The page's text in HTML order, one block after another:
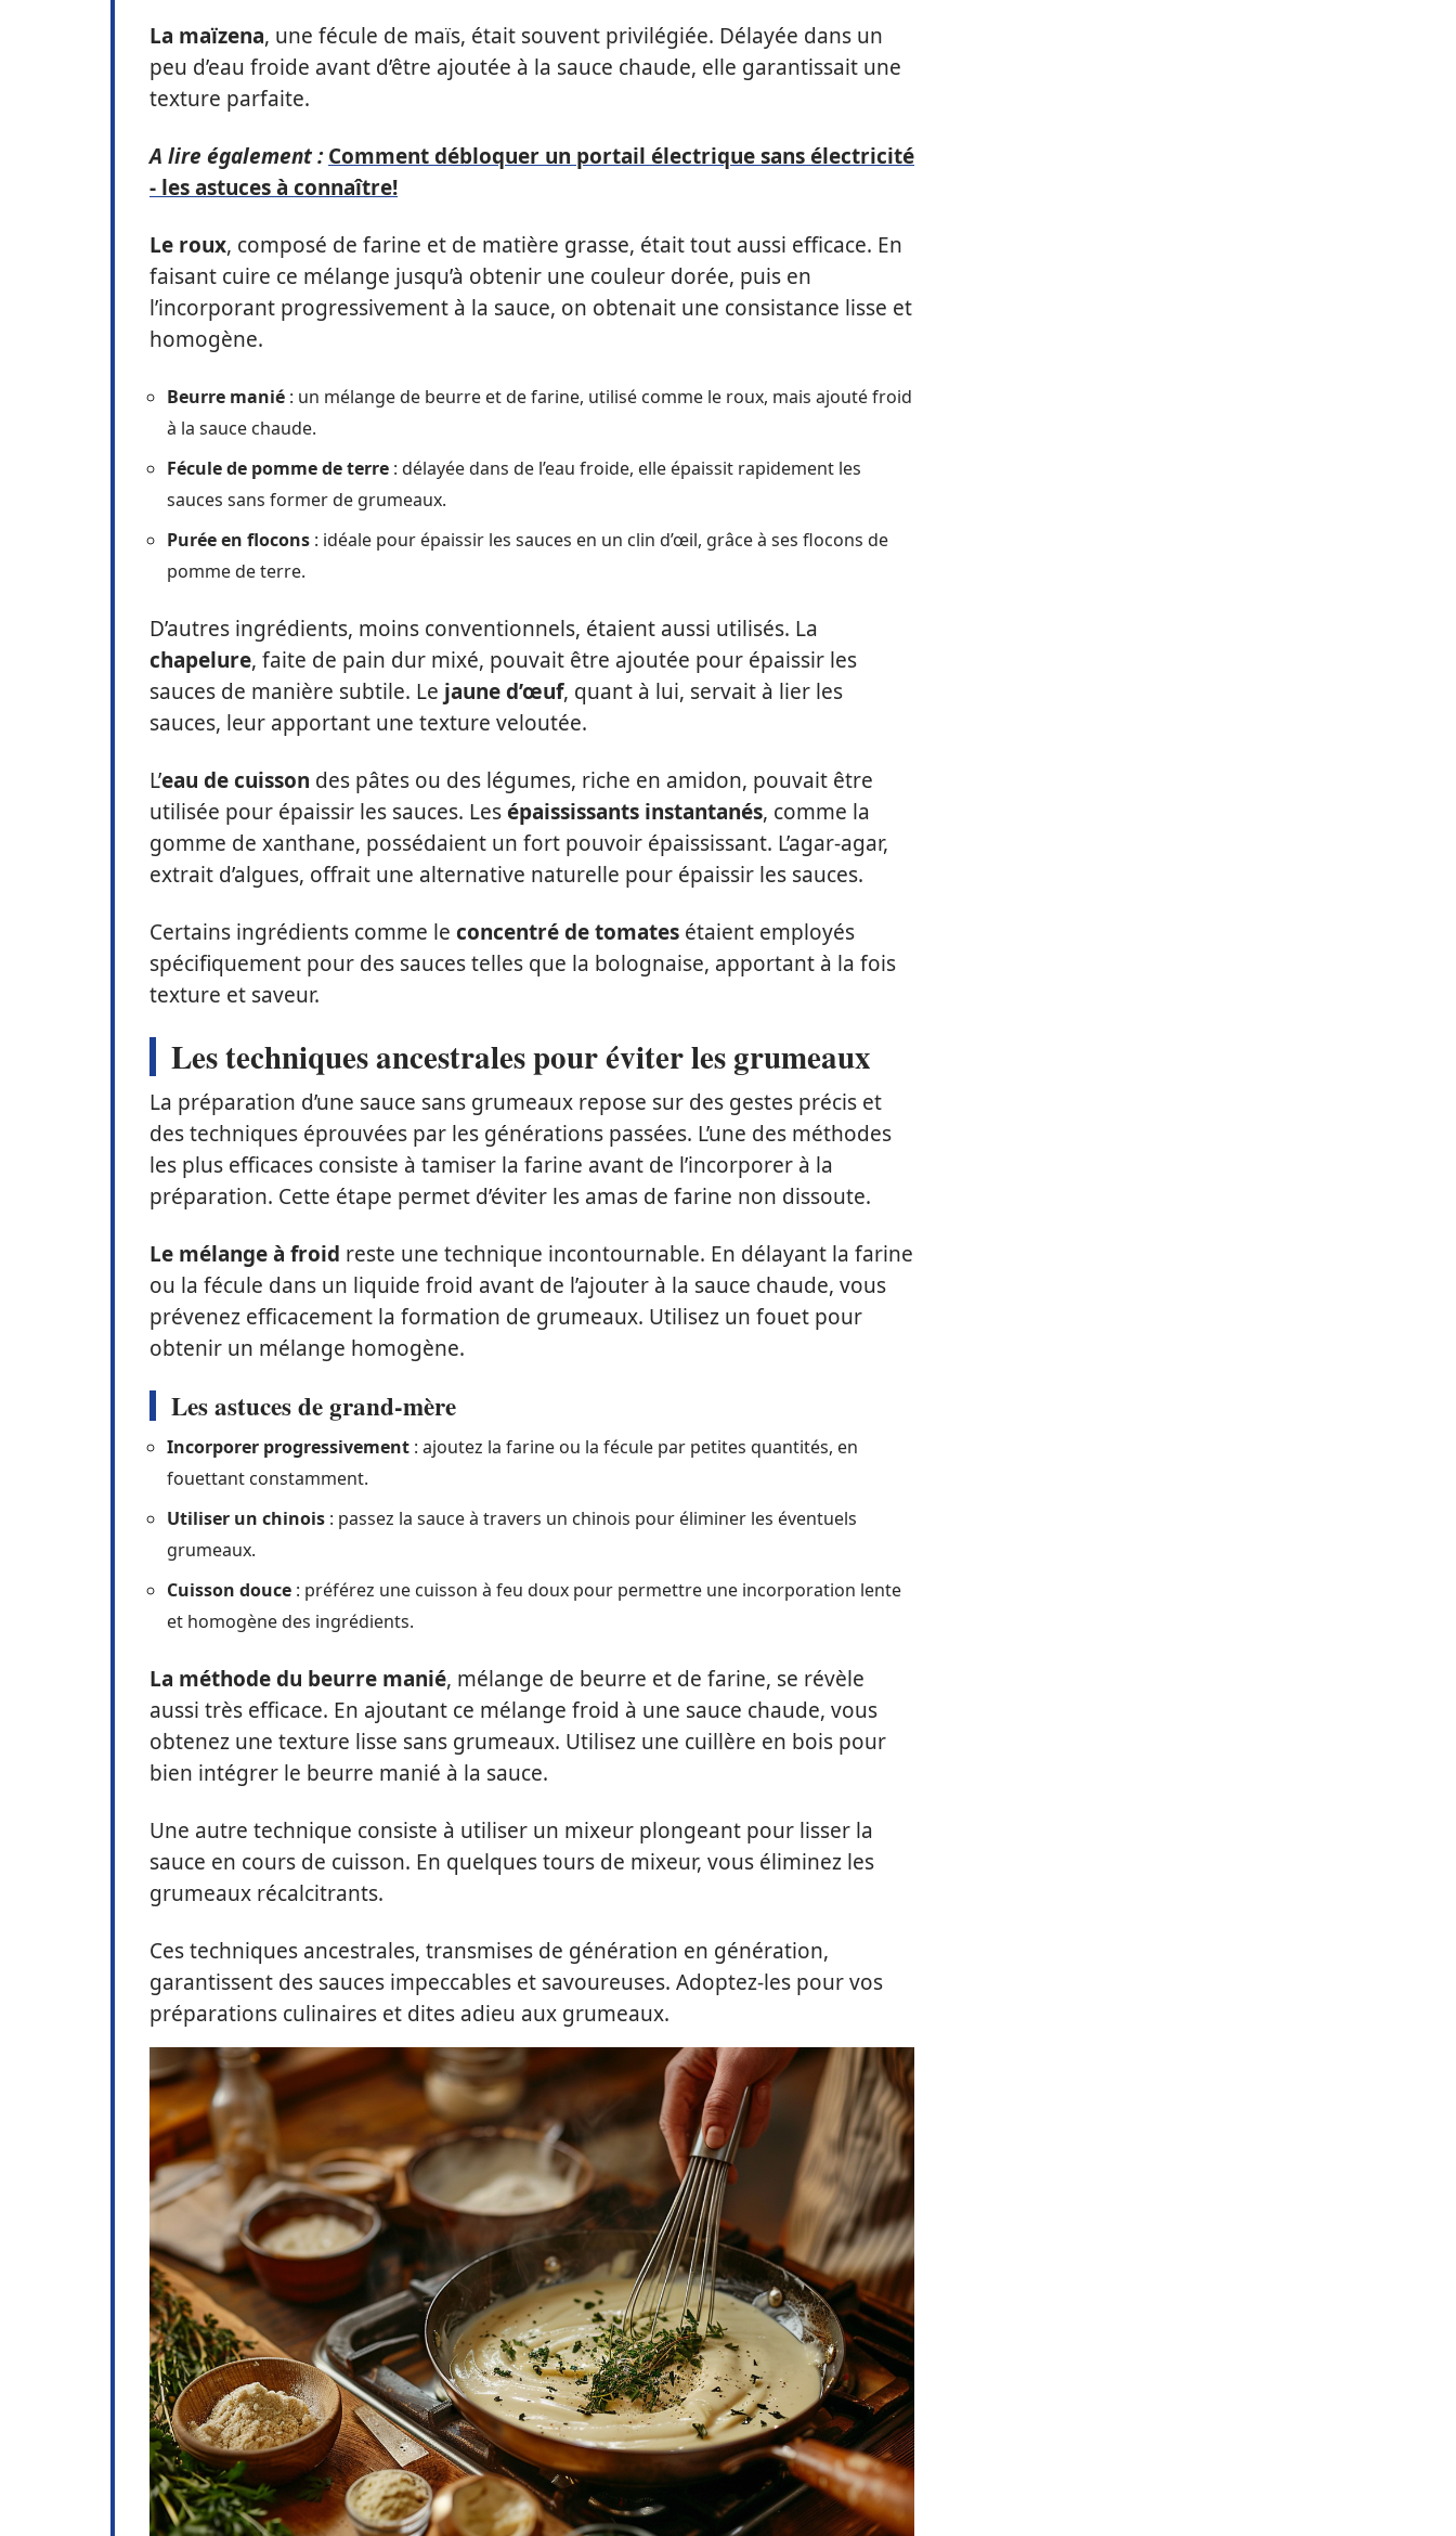
La maïzena, une fécule de maïs, était souvent privilégiée. Délayée dans un
peu d’eau froide avant d’être ajoutée à la sauce chaude, elle garantissait une
texture parfaite.
A lire également : Comment débloquer un portail électrique sans électricité
- les astuces à connaître!
Le roux, composé de farine et de matière grasse, était tout aussi efficace. En
faisant cuire ce mélange jusqu’à obtenir une couleur dorée, puis en
l’incorporant progressivement à la sauce, on obtenait une consistance lisse et
homogène.
Beurre manié : un mélange de beurre et de farine, utilisé comme le roux, mais ajouté froid
à la sauce chaude.
Fécule de pomme de terre : délayée dans de l’eau froide, elle épaissit rapidement les
sauces sans former de grumeaux.
Purée en flocons : idéale pour épaissir les sauces en un clin d’œil, grâce à ses flocons de
pomme de terre.
D’autres ingrédients, moins conventionnels, étaient aussi utilisés. La
chapelure, faite de pain dur mixé, pouvait être ajoutée pour épaissir les
sauces de manière subtile. Le jaune d’œuf, quant à lui, servait à lier les
sauces, leur apportant une texture veloutée.
L’eau de cuisson des pâtes ou des légumes, riche en amidon, pouvait être
utilisée pour épaissir les sauces. Lesépaississants instantanés, comme la
gomme de xanthane, possédaient un fort pouvoir épaississant. L’agar-agar,
extrait d’algues, offrait une alternative naturelle pour épaissir les sauces.
Certains ingrédients comme le concentré de tomates étaient employés
spécifiquement pour des sauces telles que la bolognaise, apportant à la fois
texture et saveur.
Les techniques ancestrales pour éviter les grumeaux
La préparation d’une sauce sans grumeaux repose sur des gestes précis et
des techniques éprouvées par les générations passées. L’une des méthodes
les plus efficaces consiste à tamiser la farine avant de l’incorporer à la
préparation. Cette étape permet d’éviter les amas de farine non dissoute.
Le mélange à froid reste une technique incontournable. En délayant la farine
ou la fécule dans un liquide froid avant de l’ajouter à la sauce chaude, vous
prévenez efficacement la formation de grumeaux. Utilisez un fouet pour
obtenir un mélange homogène.
Les astuces de grand-mère
Incorporer progressivement : ajoutez la farine ou la fécule par petites quantités, en
fouettant constamment.
Utiliser un chinois : passez la sauce à travers un chinois pour éliminer les éventuels
grumeaux.
Cuisson douce : préférez une cuisson à feu doux pour permettre une incorporation lente
et homogène des ingrédients.
La méthode du beurre manié, mélange de beurre et de farine, se révèle
aussi très efficace. En ajoutant ce mélange froid à une sauce chaude, vous
obtenez une texture lisse sans grumeaux. Utilisez une cuillère en bois pour
bien intégrer le beurre manié à la sauce.
Une autre technique consiste à utiliser un mixeur plongeant pour lisser la
sauce en cours de cuisson. En quelques tours de mixeur, vous éliminez les
grumeaux récalcitrants.
Ces techniques ancestrales, transmises de génération en génération,
garantissent des sauces impeccables et savoureuses. Adoptez-les pour vos
préparations culinaires et dites adieu aux grumeaux.